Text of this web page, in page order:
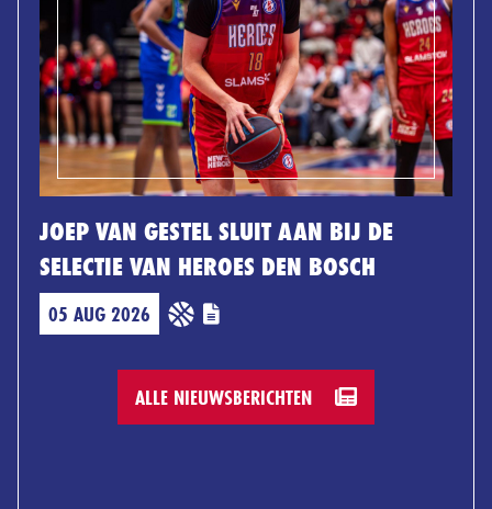
JOEP VAN GESTEL SLUIT AAN BIJ DE
SELECTIE VAN HEROES DEN BOSCH
05 AUG 2026
ALLE NIEUWSBERICHTEN